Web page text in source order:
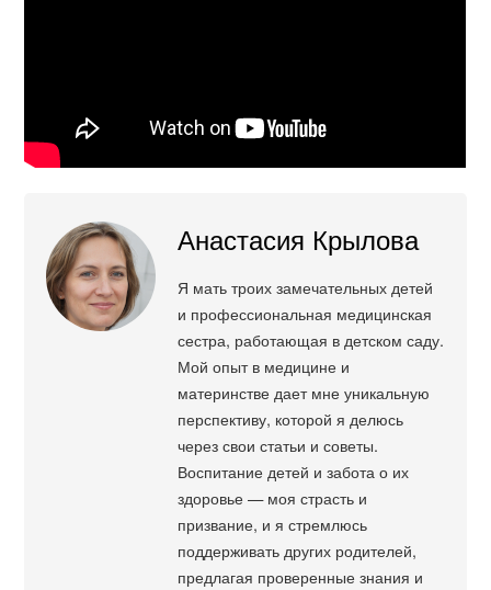
Анастасия Крылова
Я мать троих замечательных детей
и профессиональная медицинская
сестра, работающая в детском саду.
Мой опыт в медицине и
материнстве дает мне уникальную
перспективу, которой я делюсь
через свои статьи и советы.
Воспитание детей и забота о их
здоровье — моя страсть и
призвание, и я стремлюсь
поддерживать других родителей,
предлагая проверенные знания и